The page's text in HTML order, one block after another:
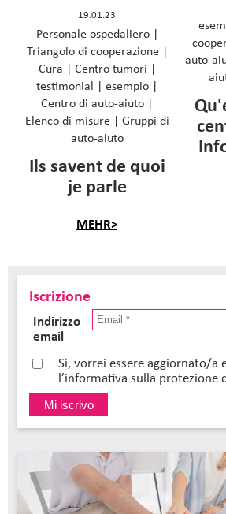
auto-
19.01.23
Personale ospedaliero|
Triangolo di cooperazione|
Cura | Centro tumori |
testimonial | esempio |
Centro di auto-aiuto |
Elenco di misure| Gruppi di
auto-aiuto
Ils savent de quoi
je parle
MEHR>
Iscrizione
Indirizzo
email
Sì, vorrei essere aggiornato/a
l’informativa sulla protezione